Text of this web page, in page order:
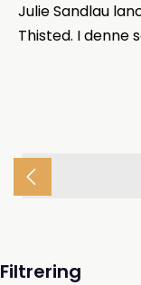
Julie Sandlau
Thisted. I denne
Filtrering